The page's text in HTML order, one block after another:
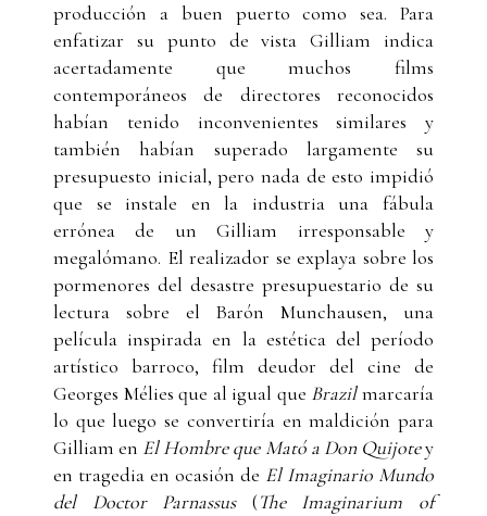
producción a buen puerto como sea. Para
enfatizar su punto de vista Gilliam indica
acertadamente que muchos films
contemporáneos de directores reconocidos
habían tenido inconvenientes similares y
también habían superado largamente su
presupuesto inicial, pero nada de esto impidió
que se instale en la industria una fábula
errónea de un Gilliam irresponsable y
megalómano. El realizador se explaya sobre los
pormenores del desastre presupuestario de su
lectura sobre el Barón Munchausen, una
película inspirada en la estética del período
artístico barroco, film deudor del cine de
Georges Mélies que al igual que Brazilmarcaría
lo que luego se convertiría en maldición para
Gilliam en El Hombre que Mató a Don Quijotey
en tragedia en ocasión de El Imaginario Mundo
del Doctor Parnassus(The Imaginarium of